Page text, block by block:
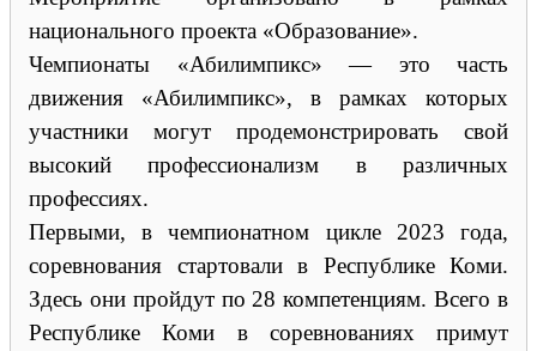
национального проекта «Образование».
Чемпионаты «Абилимпикс» — это часть
движения «Абилимпикс», в рамках которых
участники могут продемонстрировать свой
высокий профессионализм в различных
профессиях.
Первыми, в чемпионатном цикле 2023 года,
соревнования стартовали в Республике Коми.
Здесь они пройдут по 28 компетенциям. Всего в
Республике Коми в соревнованиях примут